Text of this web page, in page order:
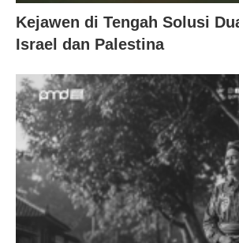
Kejawen di Tengah Solusi
Israel dan Palestina